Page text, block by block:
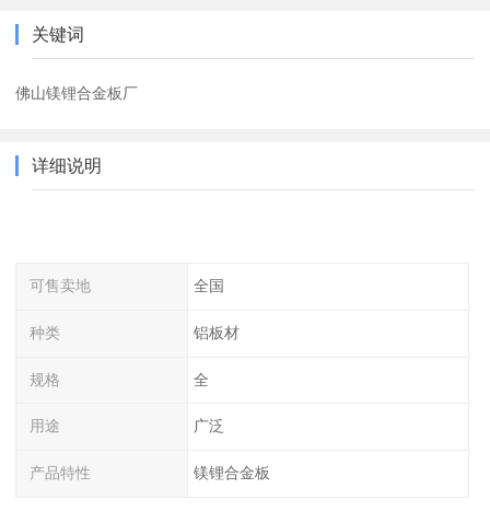
关键词
佛山镁锂合金板厂
详细说明
可售卖地 全国
种类 铝板材
规格 全
用途 广泛
产品特性 镁锂合金板